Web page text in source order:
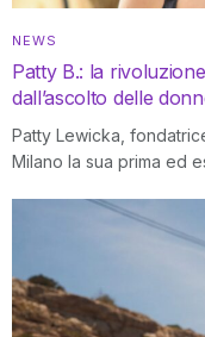
NEWS
Patty B.: la
dall’ascolto delle
Patty Lewicka,
Milano la sua prima ed